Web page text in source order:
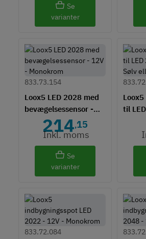
Se
varianter
Loox5 LED 2028 med
bevægelsessensor -
12V - Monokrom
833.73.154
214,15
Inkl. moms
Se
varianter
til
-
833.72.084